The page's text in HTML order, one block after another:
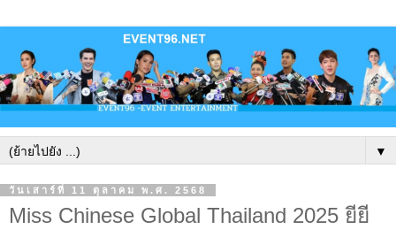
▼
วันเสาร์ที่ 11 ตุลาคม พ.ศ. 2568
Miss Chinese Global Thailand 2025 ยียี